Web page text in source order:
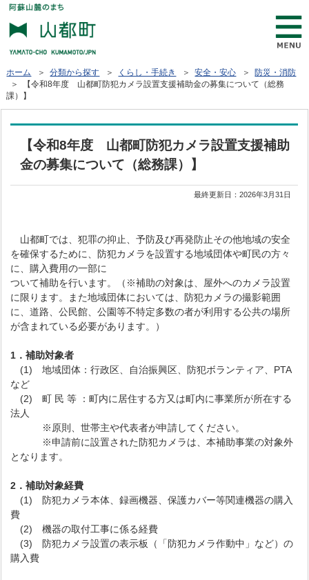
ホーム ＞分類から探す ＞ くらし・手続き ＞安全・安心 ＞防災・消防
＞ 【令和8年度 山都町防犯カメラ設置支援補助金の募集について（総務
課）】
【令和8年度 山都町防犯カメラ設置支援補助
金の募集について（総務課）】
最終更新日：2026年3月31日
山都町では、犯罪の抑止、予防及び再発防止その他地域の安全
を確保するために、防犯カメラを設置する地域団体や町民の方々
に、購入費用の一部に
ついて補助を行います。（※補助の対象は、屋外へのカメラ設置
に限ります。また地域団体においては、防犯カメラの撮影範囲
に、道路、公民館、公園等不特定多数の者が利用する公共の場所
が含まれている必要があります。）
1．補助対象者
(1) 地域団体：行政区、自治振興区、防犯ボランティア、PTA
など
(2) 町 民 等 ：町内に居住する方又は町内に事業所が所在する
法人
※原則、世帯主や代表者が申請してください。
※申請前に設置された防犯カメラは、本補助事業の対象外
となります。
2．補助対象経費
(1) 防犯カメラ本体、録画機器、保護カバー等関連機器の購入
費
(2) 機器の取付工事に係る経費
(3) 防犯カメラ設置の表示板（「防犯カメラ作動中」など）の
購入費